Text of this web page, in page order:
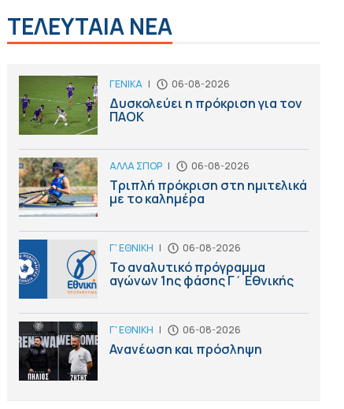
ΤΕΛΕΥΤΑΙΑ ΝΕΑ
ΓΕΝΙΚΑ | 06-08-2026
Δυσκολεύει η πρόκριση για τον
ΠΑΟΚ
ΑΛΛΑ ΣΠΟΡ | 06-08-2026
Τριπλή πρόκριση στη ημιτελικά
με το καλημέρα
Γ' ΕΘΝΙΚΗ | 06-08-2026
Το αναλυτικό πρόγραμμα
αγώνων 1ης φάσης Γ΄ Εθνικής
Γ' ΕΘΝΙΚΗ | 06-08-2026
Ανανέωση και πρόσληψη